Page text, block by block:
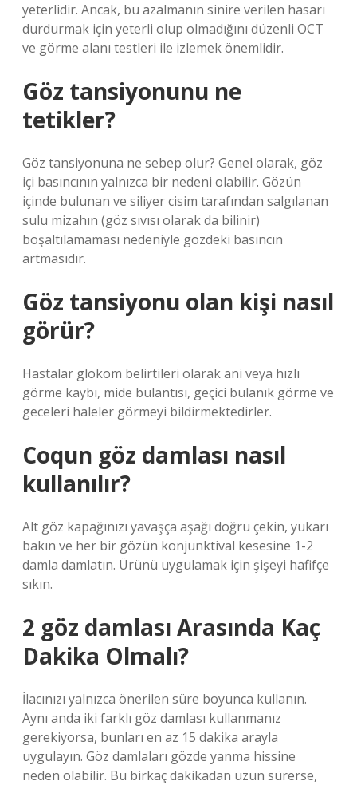
yeterlidir. Ancak, bu azalmanın sinire verilen hasarı
durdurmak için yeterli olup olmadığını düzenli OCT
ve görme alanı testleri ile izlemek önemlidir.
Göz tansiyonunu ne
tetikler?
Göz tansiyonuna ne sebep olur? Genel olarak, göz
içi basıncının yalnızca bir nedeni olabilir. Gözün
içinde bulunan ve siliyer cisim tarafından salgılanan
sulu mizahın (göz sıvısı olarak da bilinir)
boşaltılamaması nedeniyle gözdeki basıncın
artmasıdır.
Göz tansiyonu olan kişi nasıl
görür?
Hastalar glokom belirtileri olarak ani veya hızlı
görme kaybı, mide bulantısı, geçici bulanık görme ve
geceleri haleler görmeyi bildirmektedirler.
Coqun göz damlası nasıl
kullanılır?
Alt göz kapağınızı yavaşça aşağı doğru çekin, yukarı
bakın ve her bir gözün konjunktival kesesine 1-2
damla damlatın. Ürünü uygulamak için şişeyi hafifçe
sıkın.
2 göz damlası Arasında Kaç
Dakika Olmalı?
İlacınızı yalnızca önerilen süre boyunca kullanın.
Aynı anda iki farklı göz damlası kullanmanız
gerekiyorsa, bunları en az 15 dakika arayla
uygulayın. Göz damlaları gözde yanma hissine
neden olabilir. Bu birkaç dakikadan uzun sürerse,